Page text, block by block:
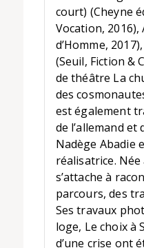
court) (Cheyne
Vocation, 2016),
d’Homme,
(Seuil, Fiction &
de théâtre La
des
est également
de l’allemand et
Nadège Abadie
réalisatrice. Née
s’attache à
parcours, des
Ses travaux
loge, Le choix à
d’une crise ont